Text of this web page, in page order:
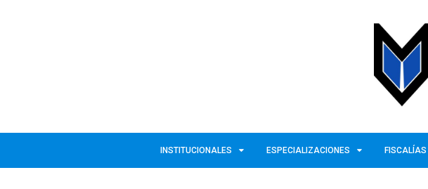
INSTITUCIONALES ESPECIALIZACIONES FISCALÍAS